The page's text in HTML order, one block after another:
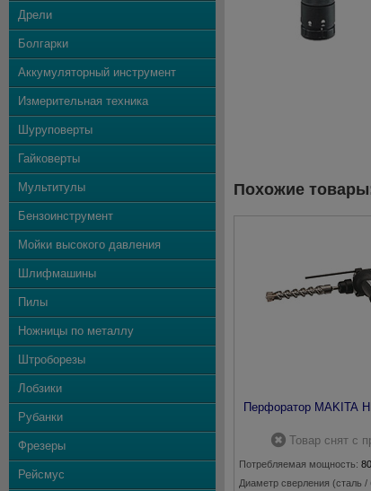
Дрели
Болгарки
Аккумуляторный инструмент
Измерительная техника
Шуруповерты
Гайковерты
Мультитулы
Бензоинструмент
Мойки высокого давления
Шлифмашины
Пилы
Ножницы по металлу
Штроборезы
Лобзики
Рубанки
Фрезеры
Рейсмус
Похожие
Перфоратор MAKITA
Товар снят с
Потребляемая мощность:
Диаметр сверления (сталь /